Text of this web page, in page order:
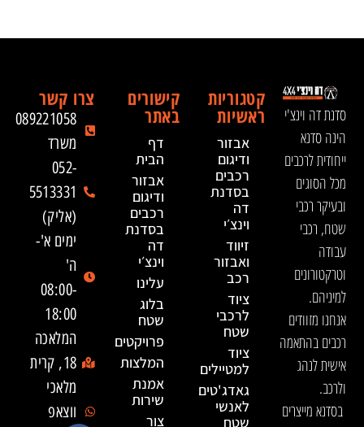
סדנת דה וינצ'י
הינה סדנא
ייחודית לרכבים
מכל הסוגים
ובעיקר רכבי
שטח, רכבי
עבודה
וטרקטורונים
למיניהם.
אנחנו מזוודים
רכבים בהתאמה
אישית לנהג
ולרכב.
בסדנא מייצרים
קטגוריות
ראשיות
אבזור
ודיגום
רכבים
בסדנת
דה
וינצ׳י
זיווד
ואבזור
רכב
ציוד
לרכבי
שטח
ציוד
למטיילים
גאדג'טים
לאנשי
שטח
קישורים
באתר
דף
הבית
אבזור
ודיגום
רכבים
בסדנת
דה
וינצ׳י
עלינו
בלוג
שטח
פרויקטים
המלצות
אמנת
שירות
צור
צרו קשר
089221058
משרד
052-
5513331
(אליק)
ימים א'-
ה'
08:00-
18:00
המלאכה
18, קרית
מלאכי
ווצאפ